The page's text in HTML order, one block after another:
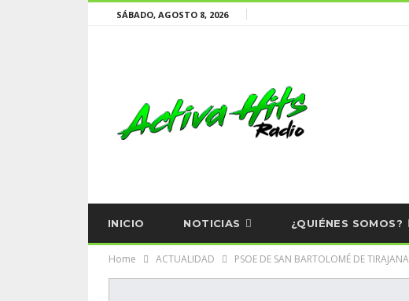
SÁBADO, AGOSTO 8, 2026
INICIO NOTICIAS ¿QUIÉNES SOMOS?
Home ACTUALIDAD PSOE DE SAN BARTOLOMÉ DE